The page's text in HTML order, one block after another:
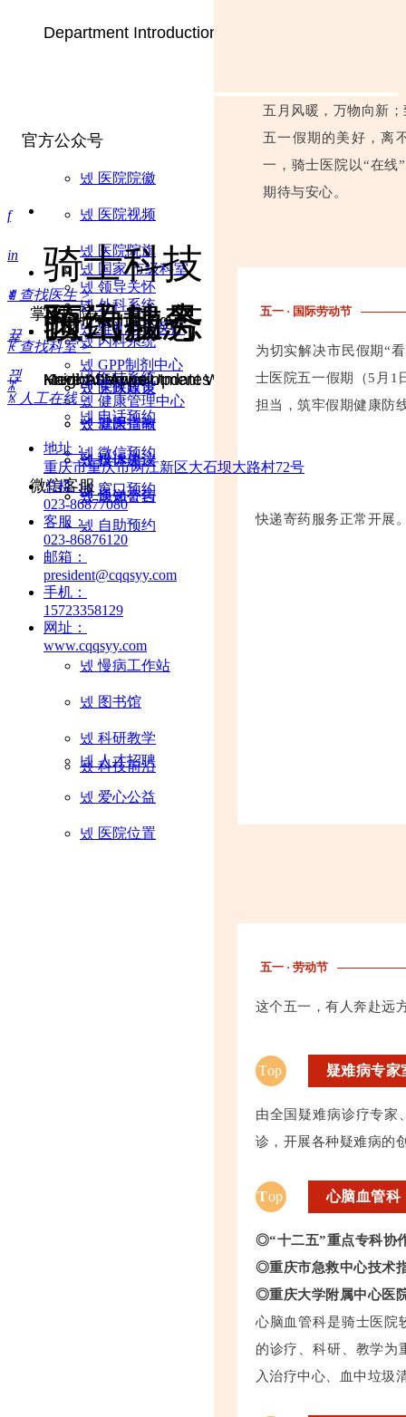
넸 医院院徽
넸 医院视频
넸 医院院旗
넸 领导关怀
Department Introduction
넸 国家/市级科室
넸 外科系统
넸 内科系统
넸 医技系统
骑士科技
Knight Technology
넸 维礼特色医疗
넸 GPP制剂中心
넸 健康管理中心
넸 慢病工作站
넸 图书馆
넸 科研教学
骑士服务
Knight Service
넸 医保政策
넸 就医指南
넸 投诉建议
넸 快递寄药
넸 人才招聘
넸 爱心公益
넸 医院位置
医讯动态
Medical News Updates
넸 党政建设
넸 健康宣教
넸 媒体关注
넸 通知公告
넸 科技前沿
预约挂号
Have An Appointment With A Doctor
넸 电话预约
넸 微信预约
넸 窗口预约
넸 自助预约
ꄓ
五月风暖，万物向新
五一假期的美好，离
一，骑士医院以“在线
期待与安心。
五一 · 国际劳动节
为切实解决市民假期“
士医院五一假期（5月1
担当，筑牢假期健康防
快递寄药服务正常开展
五一 · 劳动节
这个五一，有人奔赴远
Top 疑难病专家
由全国疑难病诊疗专家
诊，开展各种疑难病的
Top 心脑血管科
◎“十二五”重点专科协
◎重庆市急救中心技术
◎重庆大学附属中心医
心脑血管科是骑士医院
的诊疗、科研、教学为
入治疗中心、血中垃圾
官方公众号
掌上医院
微信客服
f
in
ꄒ
뀵
끥
ꄠ 查找医生 >
ꀗ 查找科室 >
ꁱ 人工在线 >
地址：
重庆市重庆市两江新区大石坝大路村72号
总机：
023-86877080
客服：
023-86876120
邮箱：
president@cqqsyy.com
手机：
15723358129
网址：
www.cqqsyy.com